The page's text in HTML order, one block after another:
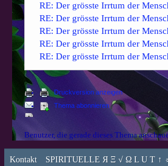
RE: Der grösste Irrtum der
RE: Der grösste Irrtum der
RE: Der grösste Irrtum der
RE: Der grösste Irrtum der
RE: Der grösste Irrtum der
Druckversion anzeigen
Thema abonnieren
Benutzer, die gerade dieses Thema
Kontakt SPIRITUELLE Я Ξ √ Ω L U T ↑